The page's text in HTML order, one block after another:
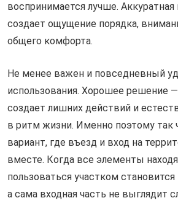
воспринимается лучше. Аккуратная
создает ощущение порядка,
общего комфорта.
Не менее важен и повседневный
использования. Хорошее решение
создает лишних действий и
в ритм жизни. Именно поэтому так
вариант, где въезд и вход на
вместе. Когда все элементы
пользоваться участком
а сама входная часть не выглядит